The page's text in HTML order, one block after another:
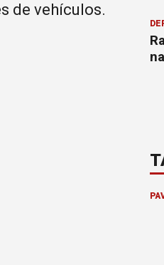
de vehículos.